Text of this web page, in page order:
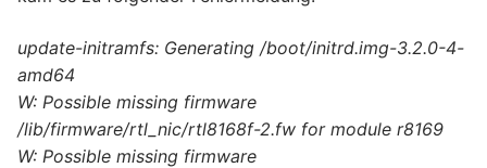
update-initramfs: Generating /boot/initrd.img-3.2.0-4-
amd64
W: Possible missing firmware
/lib/firmware/rtl_nic/rtl8168f-2.fw for module r8169
W: Possible missing firmware